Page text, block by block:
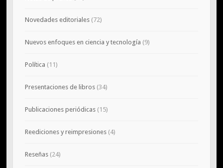
Novedades editoriales(72)
Nuevos enfoques en ciencia y tecnología (9)
Política (11)
Presentaciones de libros(34)
Publicaciones periódicas(15)
Reediciones y reimpresiones(4)
Reseñas(24)